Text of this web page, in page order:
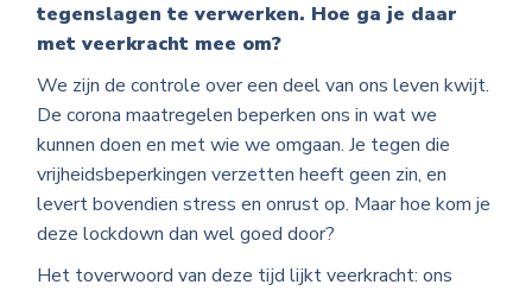
tegenslagen te verwerken. Hoe ga je daar
met veerkracht mee om?
We zijn de controle over een deel van ons leven kwijt.
De corona maatregelen beperken ons in wat we
kunnen doen en met wie we omgaan. Je tegen die
vrijheidsbeperkingen verzetten heeft geen zin, en
levert bovendien stress en onrust op. Maar hoe kom je
deze lockdown dan wel goed door?
Het toverwoord van deze tijd lijkt veerkracht: ons